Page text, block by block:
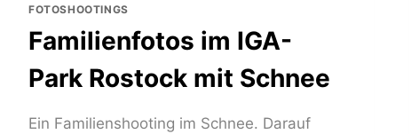
FOTOSHOOTINGS
Familienfotos im IGA-
Park Rostock mit Schnee
Ein Familienshooting im Schnee. Darauf